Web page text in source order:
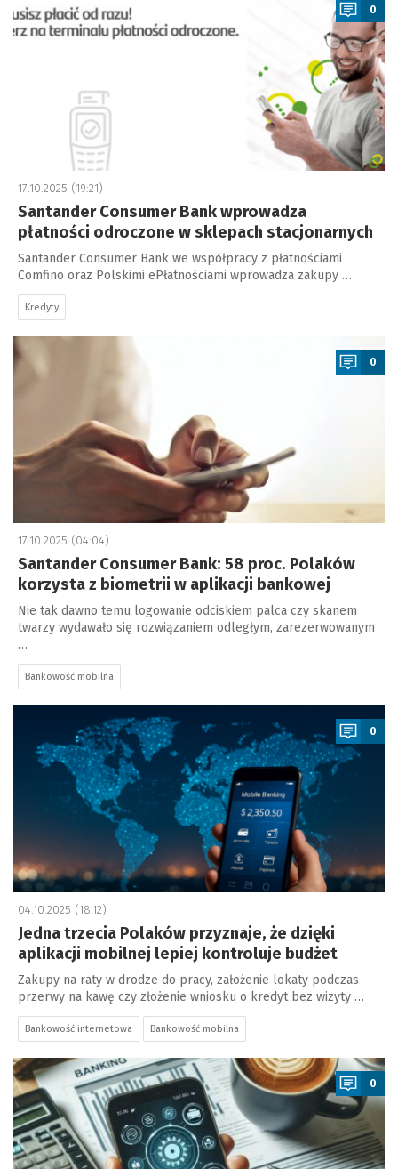
0
17.10.2025 (19:21)
Santander Consumer Bank wprowadza
płatności odroczone w sklepach stacjonarnych
Santander Consumer Bank we współpracy z płatnościami
Comfino oraz Polskimi ePłatnościami wprowadza zakupy …
Kredyty
a
0
17.10.2025 (04:04)
Santander Consumer Bank: 58 proc. Polaków
korzysta z biometrii w aplikacji bankowej
Nie tak dawno temu logowanie odciskiem palca czy skanem
twarzy wydawało się rozwiązaniem odległym, zarezerwowanym
…
Bankowość mobilna
a
0
04.10.2025 (18:12)
Jedna trzecia Polaków przyznaje, że dzięki
aplikacji mobilnej lepiej kontroluje budżet
Zakupy na raty w drodze do pracy, założenie lokaty podczas
przerwy na kawę czy złożenie wniosku o kredyt bez wizyty …
Bankowość internetowa Bankowość mobilna
a
0